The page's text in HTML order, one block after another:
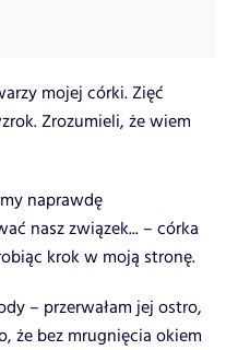
mojej córki. Zięć
Zrozumieli, że wiem
naprawdę
nasz związek... – córka
krok w moją stronę.
– przerwałam jej ostro,
że bez mrugnięcia okiem